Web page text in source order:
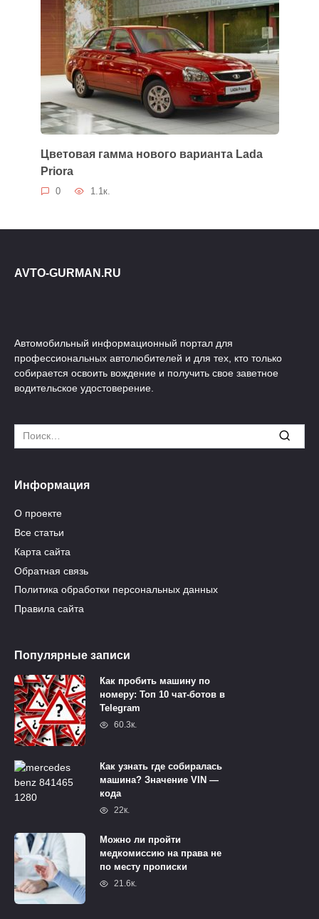
Цветовая гамма нового варианта Lada
Priora
0 1.1к.
AVTO-GURMAN.RU
Автомобильный информационный портал для
профессиональных автолюбителей и для тех, кто только
собирается освоить вождение и получить свое заветное
водительское удостоверение.
Search
for:
Информация
О проекте
Все статьи
Карта сайта
Обратная связь
Политика обработки персональных данных
Правила сайта
Популярные записи
Как пробить машину по
номеру: Топ 10 чат-ботов в
Telegram
60.3к.
Как узнать где собиралась
машина? Значение VIN —
кода
22к.
Можно ли пройти
медкомиссию на права не
по месту прописки
21.6к.